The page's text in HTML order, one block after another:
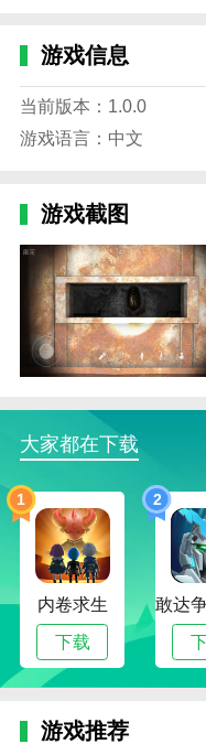
对这些虫子的研究藏
孙美琪疑案鬼佬官方
1、游戏剧本很完
2、案件现场保存
有问题的地方无限接
3、支线剧情全部
完整的犯罪世界。 寻
4、所有的故事都
一个人去现场探险。
孙美琪疑案鬼佬官方版
1、进入游戏后，
走向，下方的道具可
2、游戏里的画面
电筒寻找线索
3、可以看见冰柜
看看
4、在墙壁的铁柜
有毒！
孙美琪疑案鬼佬官方
游戏信息
当前版本：1.0.0
游戏语言：中文
游戏截图
大家都在下载
1
内卷求生
下载
2
游戏推荐